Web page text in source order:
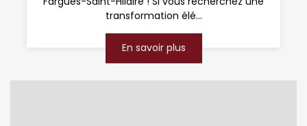
transformation élé...
En savoir plus